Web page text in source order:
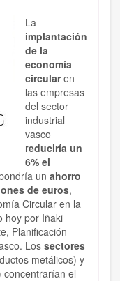
La
implantación
de la
economía
circularen
las empresas
del sector
industrial
vasco
reduciría un
6% el
un ahorro
de euros,
Circular en la
hoy por Iñaki
Planificación
Los sectores
metálicos) y
concentrarían el